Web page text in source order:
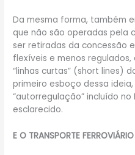
Da mesma forma, também
que não são operadas pela
ser retiradas da concessão
flexíveis e menos
“linhas curtas” (short lines)
primeiro esboço dessa
“autorregulação” incluído no
esclarecido.
E O TRANSPORTE